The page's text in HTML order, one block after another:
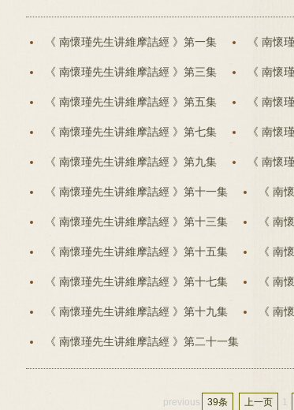
《 南懷瑾先生讲維摩詰經 》第一集 《 南懷
《 南懷瑾先生讲維摩詰經 》第三集 《 南懷
《 南懷瑾先生讲維摩詰經 》第五集 《 南懷
《 南懷瑾先生讲維摩詰經 》第七集 《 南懷
《 南懷瑾先生讲維摩詰經 》第九集 《 南懷
《 南懷瑾先生讲維摩詰經 》第十一集 《 南
《 南懷瑾先生讲維摩詰經 》第十三集 《 南
《 南懷瑾先生讲維摩詰經 》第十五集 《 南
《 南懷瑾先生讲維摩詰經 》第十七集 《 南
《 南懷瑾先生讲維摩詰經 》第十九集 《 南
《 南懷瑾先生讲維摩詰經 》第二十一集
previous 39条 上一页 1